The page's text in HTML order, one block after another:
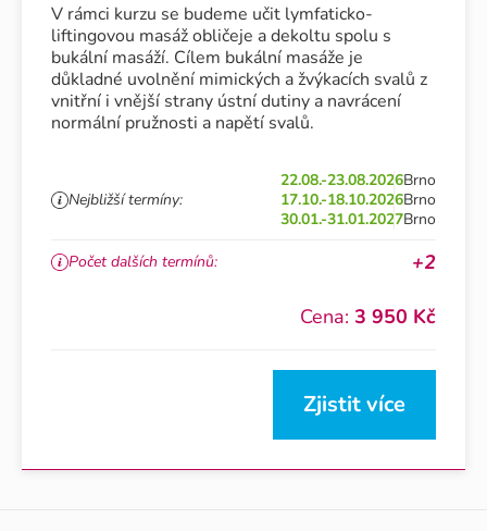
V rámci kurzu se budeme učit lymfaticko-
liftingovou masáž obličeje a dekoltu spolu s
bukální masáží. Cílem bukální masáže je
důkladné uvolnění mimických a žvýkacích svalů z
vnitřní i vnější strany ústní dutiny a navrácení
normální pružnosti a napětí svalů.
Nejbližší termíny:
22.08.-23.08.2026Brno
17.10.-18.10.2026Brno
30.01.-31.01.2027Brno
Počet dalších termínů: +2
Cena: 3 950 Kč
Zjistit více